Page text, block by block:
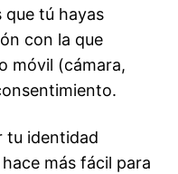
tú hayas
con la que
móvil (cámara,
tu identidad
más fácil para